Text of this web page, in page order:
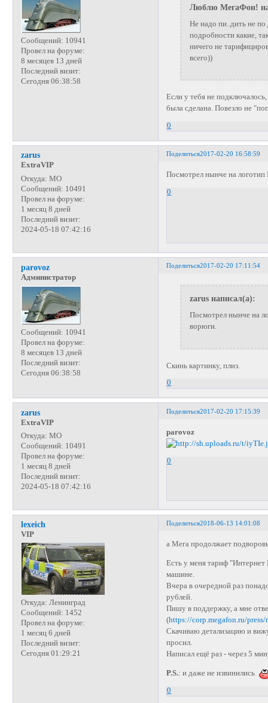
Сообщений: 10941
Провел на форуме:
8 месяцев 13 дней
Последний визит:
Сегодня 06:38:58
Люблю МегаФон!
Не надо пи..дить не
подробности какие,
ничего не
всего))
Если у тебя не
была сделана. Повезло не
0
Поделиться2017-02-20 16:58:59
zarus
ExtraVIP
Откуда: МО
Сообщений: 10491
Провел на форуме:
1 месяц 8 дней
Последний визит:
2024-05-18 07:42:16
Посмотрел нынче на
0
Поделиться2017-02-20 17:11:54
parovoz
Администратор
Сообщений: 10941
Провел на форуме:
8 месяцев 13 дней
Последний визит:
Сегодня 06:38:58
zarus написал(а):
Посмотрел нынче на
ворюги.
Скинь картинку, плиз.
0
Поделиться2017-02-20 17:15:39
zarus
ExtraVIP
Откуда: МО
Сообщений: 10491
Провел на форуме:
1 месяц 8 дней
Последний визит:
2024-05-18 07:42:16
parovoz
0
Поделиться2018-06-13 14:01:08
lexeich
VIP
Откуда: Ленинград
Сообщений: 1452
Провел на форуме:
1 месяц 6 дней
Последний визит:
Сегодня 01:29:21
а Мега продолжает
Есть у меня тариф "Интернет
машине.
Вчера в очередной раз
рублей.
Пишу в поддержку, а мне
(https://corp.megafon.ru/
Скачиваю детализацию и
просил.
Написал ещё раз - через 5
P.S.: и даже не извинились
0